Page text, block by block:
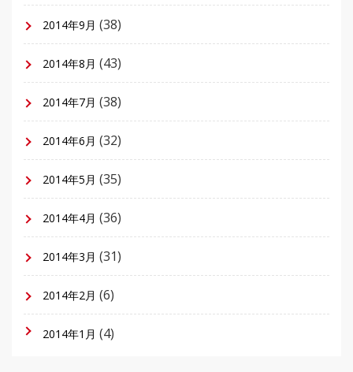
2014年9月 (38)
2014年8月 (43)
2014年7月 (38)
2014年6月 (32)
2014年5月 (35)
2014年4月 (36)
2014年3月 (31)
2014年2月 (6)
2014年1月 (4)